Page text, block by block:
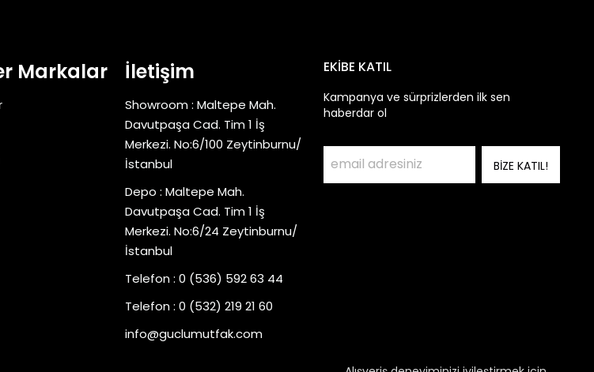
Markalar İletişim
Showroom : Maltepe Mah.
Davutpaşa Cad. Tim 1 İş
Merkezi. No:6/100 Zeytinburnu/
İstanbul
Depo : Maltepe Mah.
Davutpaşa Cad. Tim 1 İş
Merkezi. No:6/24 Zeytinburnu/
İstanbul
Telefon : 0 (536) 592 63 44
Telefon : 0 (532) 219 21 60
info@guclumutfak.com
EKİBE KATIL
Kampanya ve sürprizlerden ilk sen
haberdar ol
BİZE KATIL!